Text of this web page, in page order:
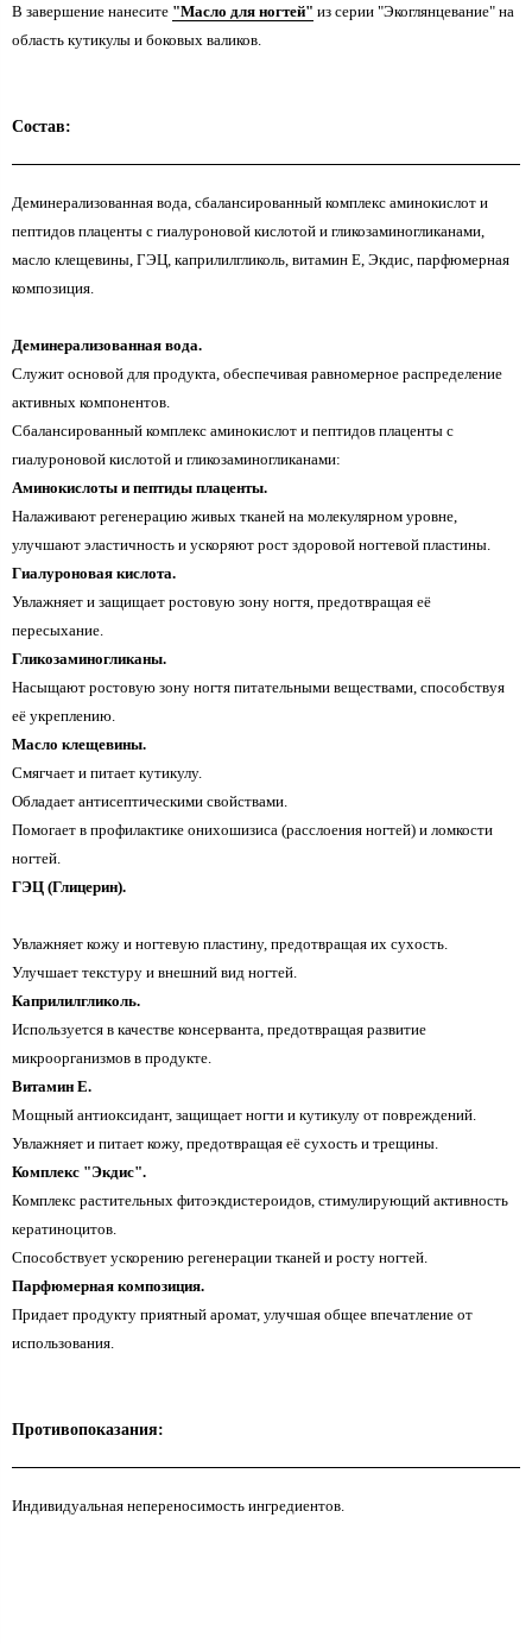
В завершение нанесите "Масло для ногтей" из серии "Экоглянцевание" на
область кутикулы и боковых валиков.
Состав:
Деминерализованная вода, сбалансированный комплекс аминокислот и
пептидов плаценты с гиалуроновой кислотой и гликозаминогликанами,
масло клещевины, ГЭЦ, каприлилгликоль, витамин Е, Экдис, парфюмерная
композиция.
Деминерализованная вода.
Служит основой для продукта, обеспечивая равномерное распределение
активных компонентов.
Сбалансированный комплекс аминокислот и пептидов плаценты с
гиалуроновой кислотой и гликозаминогликанами:
Аминокислоты и пептиды плаценты.
Налаживают регенерацию живых тканей на молекулярном уровне,
улучшают эластичность и ускоряют рост здоровой ногтевой пластины.
Гиалуроновая кислота.
Увлажняет и защищает ростовую зону ногтя, предотвращая её
пересыхание.
Гликозаминогликаны.
Насыщают ростовую зону ногтя питательными веществами, способствуя
её укреплению.
Масло клещевины.
Смягчает и питает кутикулу.
Обладает антисептическими свойствами.
Помогает в профилактике онихошизиса (расслоения ногтей) и ломкости
ногтей.
ГЭЦ (Глицерин).
Увлажняет кожу и ногтевую пластину, предотвращая их сухость.
Улучшает текстуру и внешний вид ногтей.
Каприлилгликоль.
Используется в качестве консерванта, предотвращая развитие
микроорганизмов в продукте.
Витамин Е.
Мощный антиоксидант, защищает ногти и кутикулу от повреждений.
Увлажняет и питает кожу, предотвращая её сухость и трещины.
Комплекс "Экдис".
Комплекс растительных фитоэкдистероидов, стимулирующий активность
кератиноцитов.
Способствует ускорению регенерации тканей и росту ногтей.
Парфюмерная композиция.
Придает продукту приятный аромат, улучшая общее впечатление от
использования.
Противопоказания:
Индивидуальная непереносимость ингредиентов.